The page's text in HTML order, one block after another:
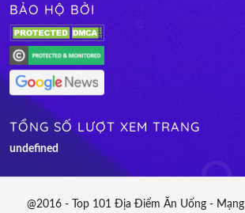
BẢO HỘ BỞI
TỔNG SỐ LƯỢT XEM TRANG
undefned
@2016 - Top 101 Địa Điểm Ăn Uống -